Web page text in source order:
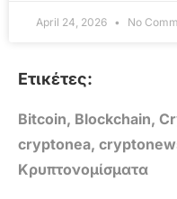
April 24, 2026 No
Ετικέτες:
Bitcoin, Blockchain,
cryptonea,
Κρυπτονομίσματα